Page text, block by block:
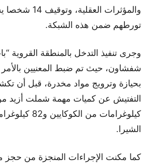
والمؤثرات العقلية،
تورطهم ضمن هذه الشبكة.
وجرى تنفيذ التدخل بالمنطقة القروية
شفشاون، حيث تم ضبط المعنيين
بحيازة وترويج مواد مخدرة، قبل أن
كيلوغرامات من
الشيرا.
كما مكنت الإجراءات المنجزة من حجز